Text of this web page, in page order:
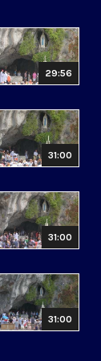
29:56
31:00
31:00
31:00